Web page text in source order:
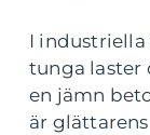
I
tunga laster
en jämn
är